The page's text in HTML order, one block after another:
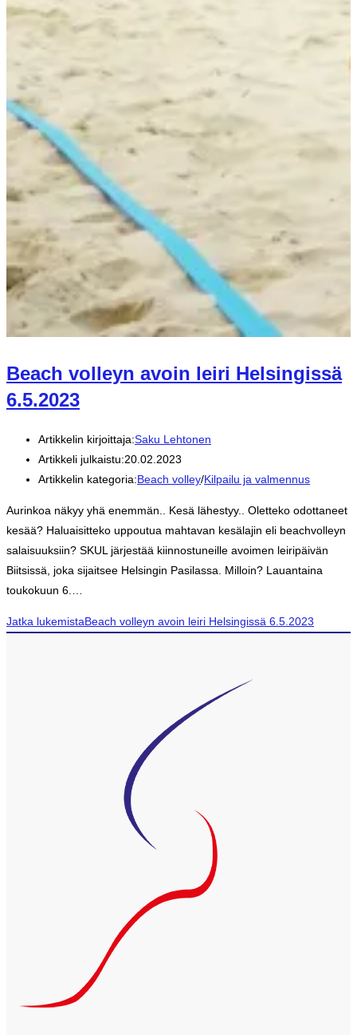
Beach volleyn avoin leiri Helsingissä
6.5.2023
Artikkelin kirjoittaja:Saku Lehtonen
Artikkeli julkaistu:20.02.2023
Artikkelin kategoria:Beach volley/Kilpailu ja valmennus
Aurinkoa näkyy yhä enemmän.. Kesä lähestyy.. Oletteko odottaneet
kesää? Haluaisitteko uppoutua mahtavan kesälajin eli beachvolleyn
salaisuuksiin? SKUL järjestää kiinnostuneille avoimen leiripäivän
Biitsissä, joka sijaitsee Helsingin Pasilassa. Milloin? Lauantaina
toukokuun 6.…
Jatka lukemistaBeach volleyn avoin leiri Helsingissä 6.5.2023